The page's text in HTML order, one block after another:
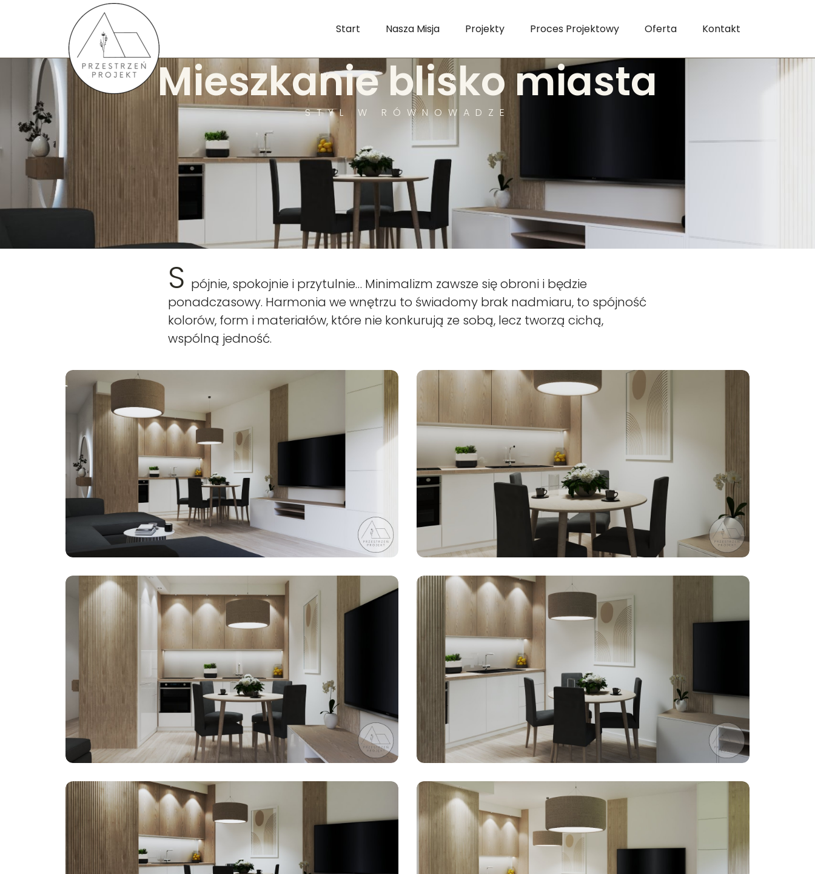
Start Nasza Misja Projekty Proces Projektowy Oferta Kontakt
Mieszkanie blisko miasta
STYL W RÓWNOWADZE
S pójnie, spokojnie i przytulnie… Minimalizm zawsze się obroni i będzie
ponadczasowy. Harmonia we wnętrzu to świadomy brak nadmiaru, to spójność
kolorów, form i materiałów, które nie konkurują ze sobą, lecz tworzą cichą,
wspólną jedność.